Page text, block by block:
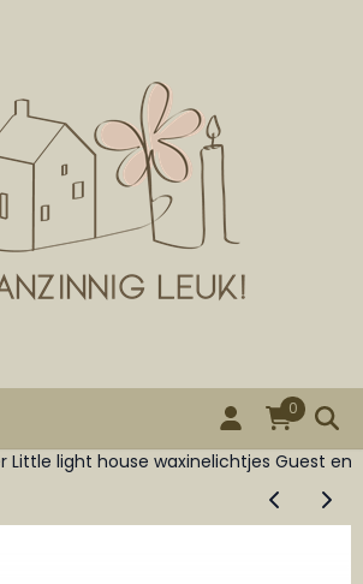
0
Little light house waxinelichtjes Guest en